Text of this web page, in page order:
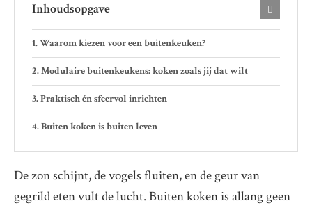
Inhoudsopgave
Waarom kiezen voor een buitenkeuken?
Modulaire buitenkeukens: koken zoals jij dat wilt
Praktisch én sfeervol inrichten
Buiten koken is buiten leven
De zon schijnt, de vogels fluiten, en de geur van
gegrild eten vult de lucht. Buiten koken is allang geen